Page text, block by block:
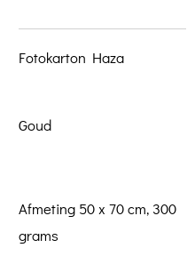
Fotokarton Haza
Goud
Afmeting 50 x 70 cm, 300
grams